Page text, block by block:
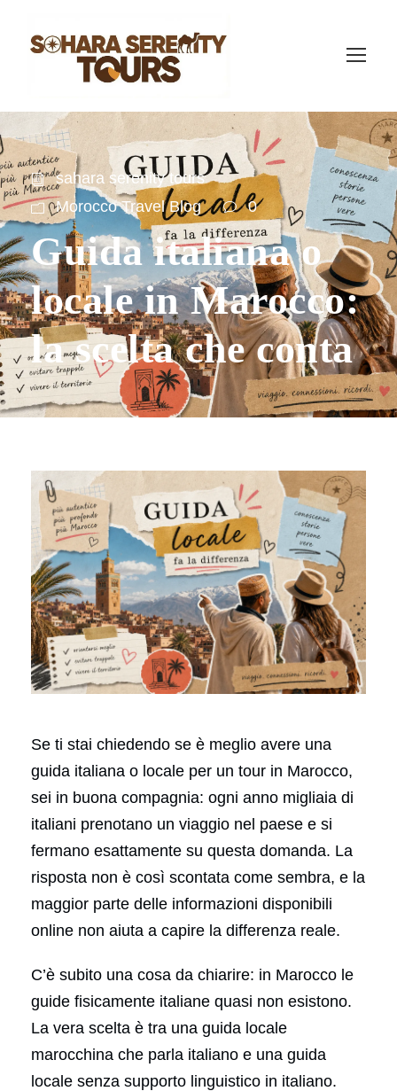
sahara serenity tours
Morocco Travel Blog
0
Guida italiana o
locale in Marocco:
la scelta che conta
Se ti stai chiedendo se è meglio avere una
guida italiana o locale per un tour in Marocco,
sei in buona compagnia: ogni anno migliaia di
italiani prenotano un viaggio nel paese e si
fermano esattamente su questa domanda. La
risposta non è così scontata come sembra, e la
maggior parte delle informazioni disponibili
online non aiuta a capire la differenza reale.
C’è subito una cosa da chiarire: in Marocco le
guide fisicamente italiane quasi non esistono.
La vera scelta è tra una guida locale
marocchina che parla italiano e una guida
locale senza supporto linguistico in italiano.